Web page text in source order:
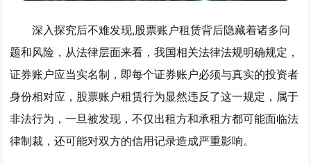
深入探究后不难发现,股票账户租赁背后隐藏着诸多问
题和风险，从法律层面来看，我国相关法律法规明确规定，
证券账户应当实名制，即每个证券账户必须与真实的投资者
身份相对应，股票账户租赁行为显然违反了这一规定，属于
非法行为，一旦被发现，不仅出租方和承租方都可能面临法
律制裁，还可能对双方的信用记录造成严重影响。